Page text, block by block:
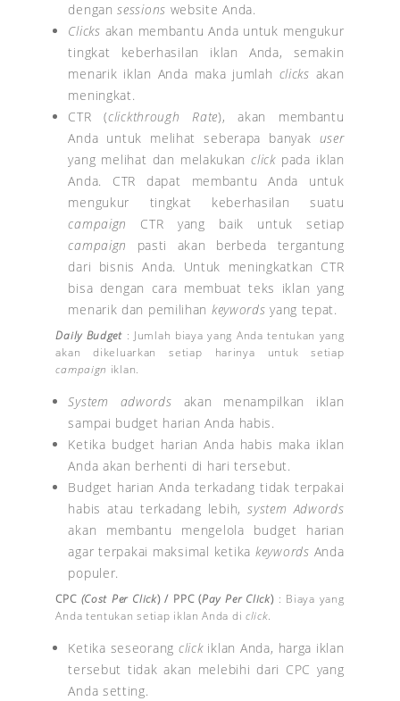
dengansessions website Anda.
Clicks akan membantu Anda untuk mengukur
tingkat keberhasilan iklan Anda, semakin
menarik iklan Anda maka jumlah clicks akan
meningkat.
CTR (clickthrough Rate), akan membantu
Anda untuk melihat seberapa banyak user
yang melihat dan melakukan clickpada iklan
Anda. CTR dapat membantu Anda untuk
mengukur tingkat keberhasilan suatu
campaign CTR yang baik untuk setiap
campaign pasti akan berbeda tergantung
dari bisnis Anda. Untuk meningkatkan CTR
bisa dengan cara membuat teks iklan yang
menarik dan pemilihan keywords yang tepat.
Daily Budget : Jumlah biaya yang Anda tentukan yang
akan dikeluarkan setiap harinya untuk setiap
campaign iklan.
System adwords akan menampilkan iklan
sampai budget harian Anda habis.
Ketika budget harian Anda habis maka iklan
Anda akan berhenti di hari tersebut.
Budget harian Anda terkadang tidak terpakai
habis atau terkadang lebih,system Adwords
akan membantu mengelola budget harian
agar terpakai maksimal ketikakeywords Anda
populer.
CPC (Cost Per Click) / PPC (Pay Per Click): Biaya yang
Anda tentukan setiap iklan Anda di click.
Ketika seseorang clickiklan Anda, harga iklan
tersebut tidak akan melebihi dari CPC yang
Anda setting.